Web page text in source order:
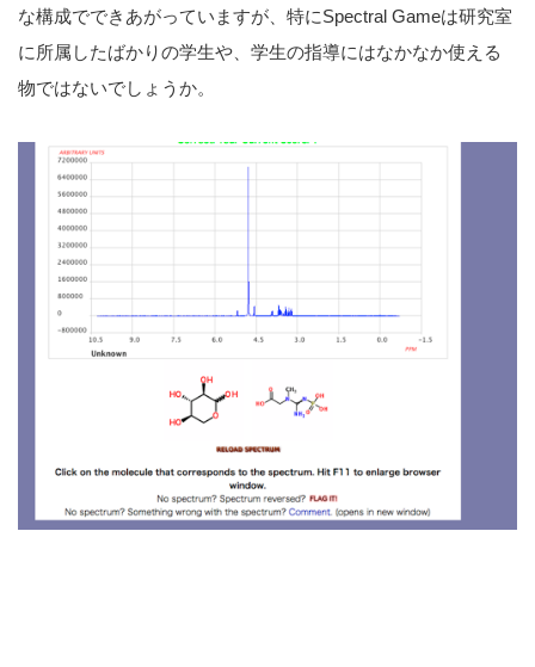
な構成でできあがっていますが、特にSpectral Gameは研究室
に所属したばかりの学生や、学生の指導にはなかなか使える
物ではないでしょうか。